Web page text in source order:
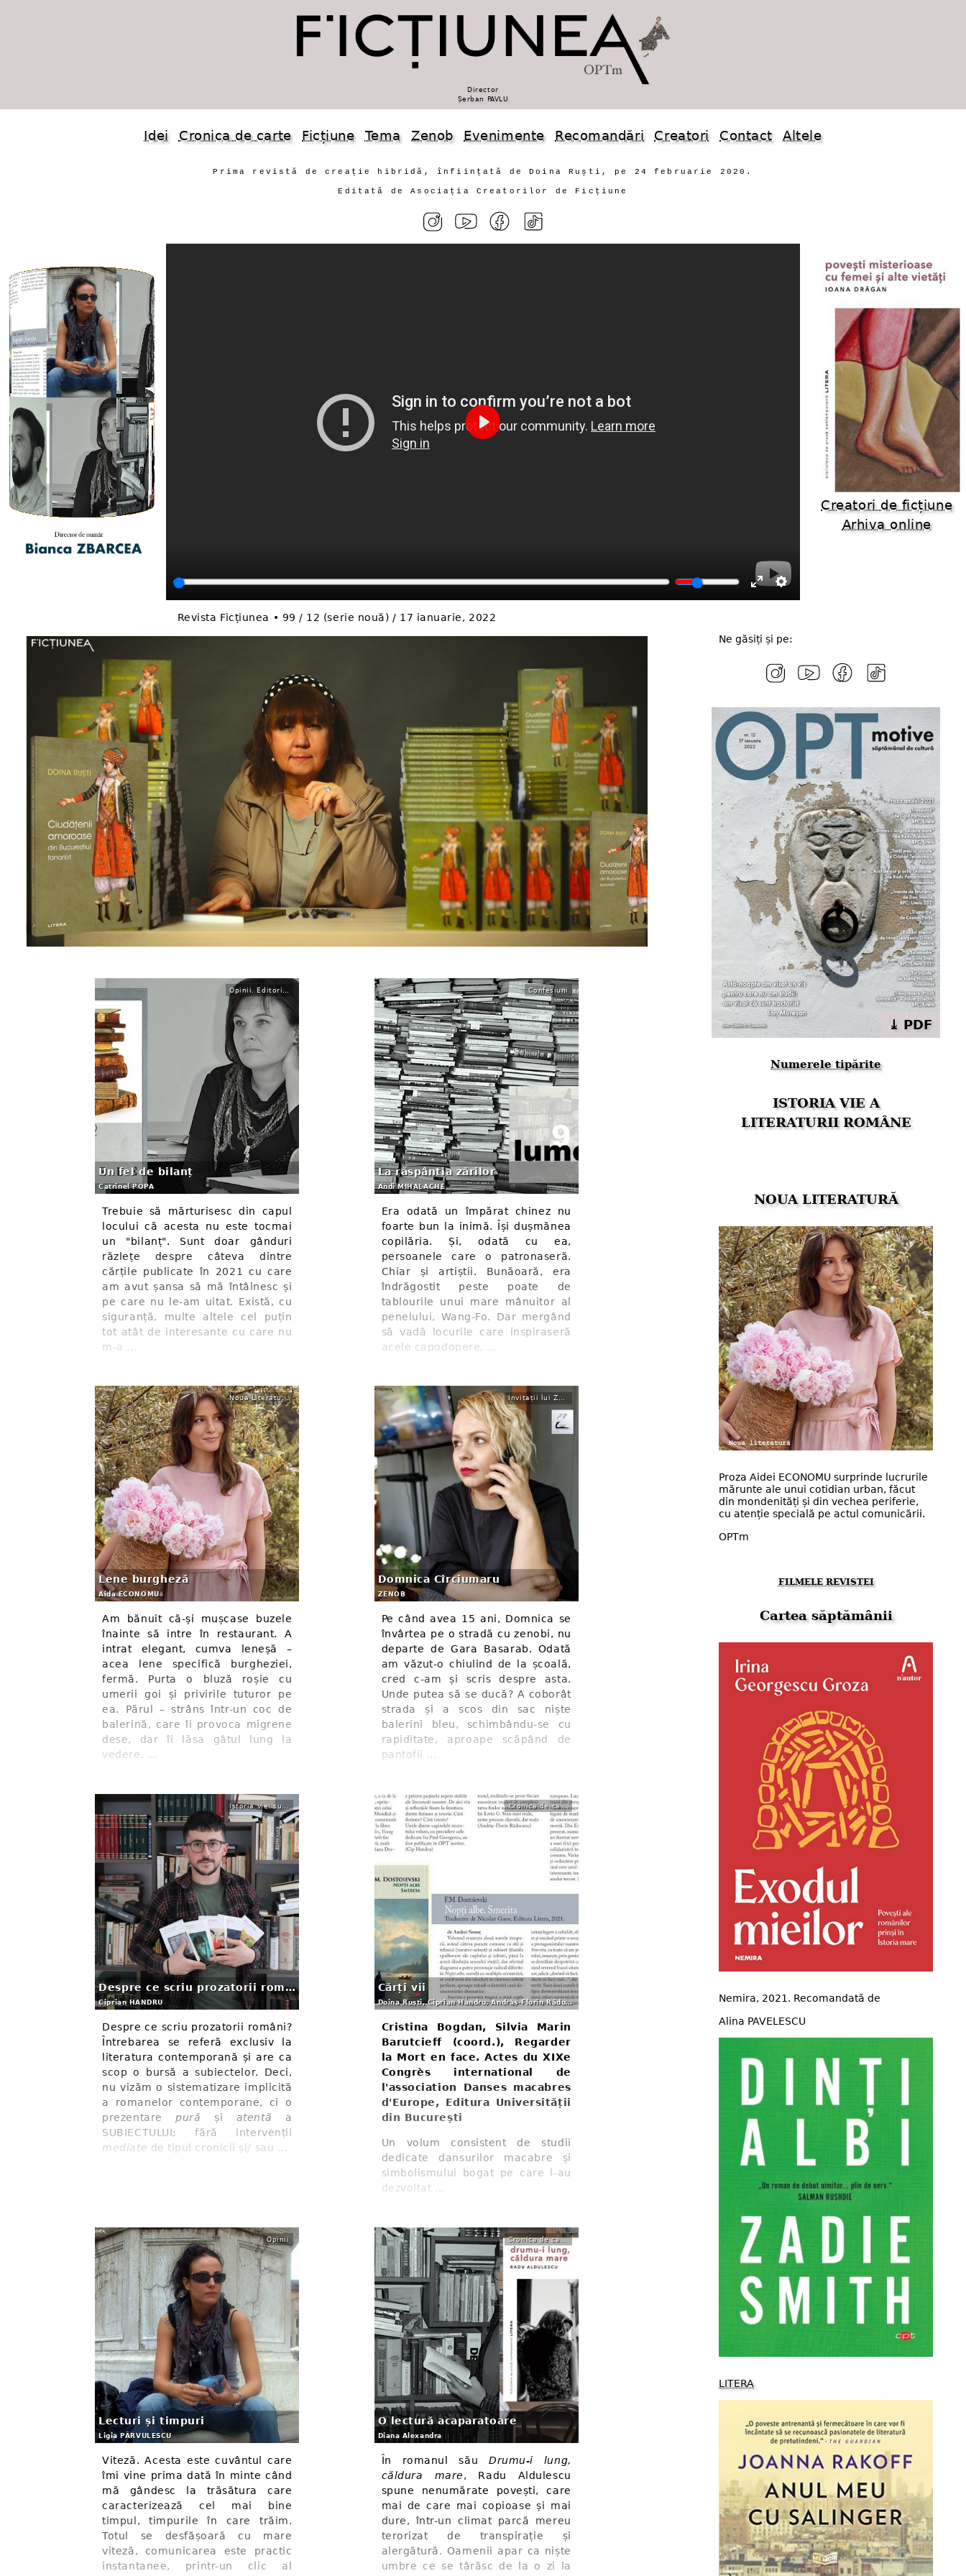
Director
Șerban PAVLU
Idei Cronica de carte Ficțiune Tema Zenob Evenimente Recomandări Creatori Contact Altele
Prima revistă de creație hibridă, înființată de Doina Ruști, pe 24 februarie 2020.
Editată de Asociația Creatorilor de Ficțiune
EnterSettings
Play
Creatori de ficțiune
Arhiva online
Revista Ficțiunea • 99 / 12 (serie nouă) / 17 ianuarie, 2022
Un fel de bilanț
Catrinel POPA
Trebuie să mărturisesc din capul
locului că acesta nu este tocmai
un "bilanț". Sunt doar gânduri
răzlețe despre câteva dintre
cărțile publicate în 2021 cu care
am avut șansa să mă întâlnesc și
pe care nu le-am uitat. Există, cu
siguranță, multe altele cel puțin
tot atât de interesante cu care nu
m-a ...
Confesiuni
La răspântia zărilor
Andi MIHALACHE
Era odată un împărat chinez nu
foarte bun la inimă. Își dușmănea
copilăria. Și, odată cu ea,
persoanele care o patronaseră.
Chiar și artiștii. Bunăoară, era
îndrăgostit peste poate de
tablourile unui mare mânuitor al
penelului, Wang-Fo. Dar mergând
să vadă locurile care inspiraseră
acele capodopere, ...
Noua Literatură
Lene burgheză
Aida ECONOMU
Am bănuit că-și mușcase buzele
înainte să intre în restaurant. A
intrat elegant, cumva leneșă –
acea lene specifică burgheziei,
fermă. Purta o bluză roșie cu
umerii goi și privirile tuturor pe
ea. Părul – strâns într-un coc de
balerină, care îi provoca migrene
dese, dar îi lăsa gâtul lung la
vedere. ...
Invitații lui Zenob
Domnica Cîrciumaru
ZENOB
Pe când avea 15 ani, Domnica se
învârtea pe o stradă cu zenobi, nu
departe de Gara Basarab. Odată
am văzut-o chiulind de la școală,
cred c-am și scris despre asta.
Unde putea să se ducă? A coborât
strada și a scos din sac niște
balerini bleu, schimbându-se cu
rapiditate, aproape scăpând de
pantofii ...
Despre ce scriu prozatorii români?
Ciprian HANDRU
Despre ce scriu prozatorii români?
Întrebarea se referă exclusiv la
literatura contemporană și are ca
scop o bursă a subiectelor. Deci,
nu vizăm o sistematizare implicită
a romanelor contemporane, ci o
prezentare pură și atentă a
SUBIECTULUI; fără intervenții
mediate de tipul cronicii și/ sau ...
Cronica de carte
Cărți vii
Doina Ruști, Ciprian Handru, Andràș-Florin Răducanu, Andrei Simuț
Cristina Bogdan, Silvia Marin
Barutcieff (coord.), Regarder
la Mort en face. Actes du XIXe
Congrès international de
l'association Danses macabres
d'Europe, Editura Universității
din București
Un volum consistent de studii
dedicate dansurilor macabre și
simbolismului bogat pe care l-au
dezvoltat ...
Opinii
Lecturi și timpuri
Ligia PÂRVULESCU
Viteză. Acesta este cuvântul care
îmi vine prima dată în minte când
mă gândesc la trăsătura care
caracterizează cel mai bine
timpul, timpurile în care trăim.
Totul se desfășoară cu mare
viteză, comunicarea este practic
instantanee, printr-un clic al
Cronica de carte
O lectură acaparatoare
Diana Alexandra
În romanul săuDrumu-i lung,
căldura mare, Radu Aldulescu
spune nenumărate povești, care
mai de care mai copioase și mai
dure, într-un climat parcă mereu
terorizat de transpirație și
alergătură. Oamenii apar ca niște
umbre ce se târăsc de la o zi la
Ne găsiți și pe:
⤓ PDF
Numerele tipărite
ISTORIA VIE A
LITERATURII ROMÂNE
NOUA LITERATURĂ
Proza Aidei ECONOMU surprinde lucrurile
mărunte ale unui cotidian urban, făcut
din mondenități și din vechea periferie,
cu atenție specială pe actul comunicării.
OPTm
FILMELE REVISTEI
Cartea săptămânii
Nemira, 2021. Recomandată de
Alina PAVELESCU
LITERA